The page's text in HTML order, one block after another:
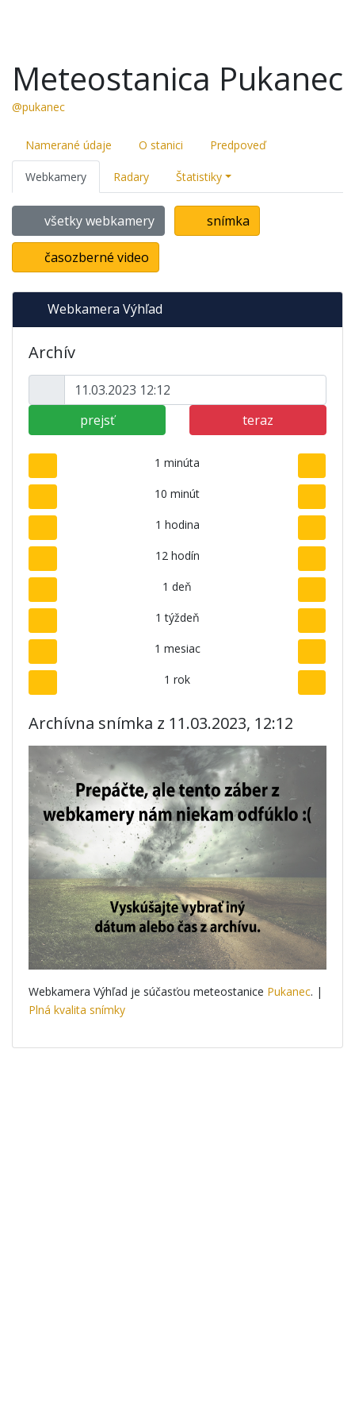
Meteostanica Pukanec
@pukanec
Namerané údaje O stanici Predpoveď
Webkamery Radary Štatistiky
všetky webkamery snímka
časozberné video
Webkamera Výhľad
Archív
prejsť teraz
1 minúta
10 minút
1 hodina
12 hodín
1 deň
1 týždeň
1 mesiac
1 rok
Archívna snímka z 11.03.2023, 12:12
Webkamera Výhľad je súčasťou meteostanice Pukanec. |
Plná kvalita snímky